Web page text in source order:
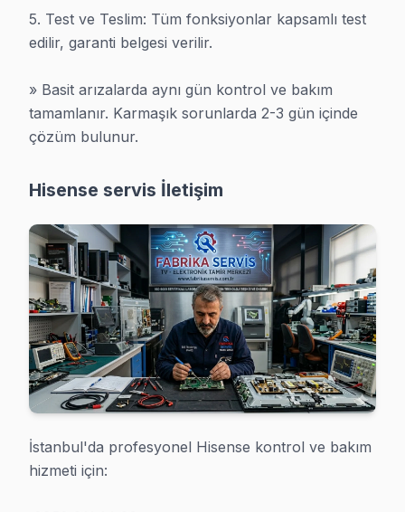
· Tüm işlemler2 yıl garantili
5. Test ve Teslim: Tüm fonksiyonlar kapsamlı test
edilir, garanti belgesi verilir.
» Basit arızalarda aynı gün kontrol ve bakım
tamamlanır. Karmaşık sorunlarda 2-3 gün içinde
çözüm bulunur.
Hisense servis İletişim
İstanbul'da profesyonel Hisense kontrol ve bakım
hizmeti için: